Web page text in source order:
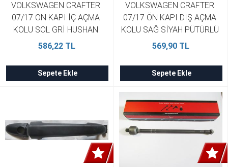
VOLKSWAGEN CRAFTER
07/17 ÖN KAPI İÇ AÇMA
KOLU SOL GRİ HUSHAN
9067600161
586,22 TL
Sepete Ekle
VOLKSWAGEN CRAFTER
07/17 ÖN KAPI DIŞ AÇMA
KOLU SAĞ SİYAH PÜTÜRLÜ
TİP  HUSHAN 68010005AA
569,90 TL
Sepete Ekle